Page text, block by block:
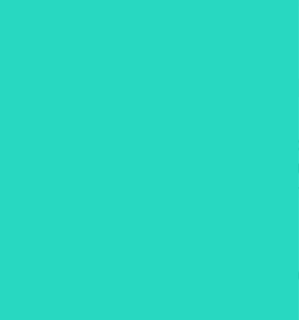
Всего в коллекции
наш обзор – это гелевый Kajal
представлен в зеленом и
Оттеночное масло для губ,